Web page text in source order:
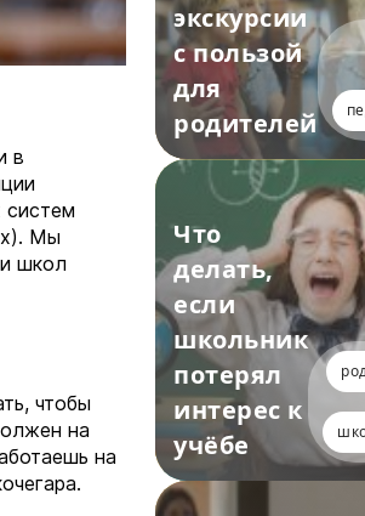
в
систем
Мы
школ
чтобы
на
на
экскурсии
с пользой
для
родителей
Что
делать,
если
школьник
потерял
интерес к
учёбе